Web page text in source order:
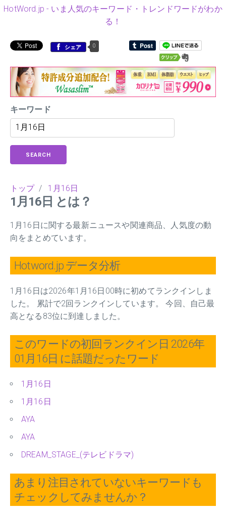
HotWord.jp - いま人気のキーワード・トレンドワードがわか
る！
シェア 0
キーワード
SEARCH
トップ/ 1月16日
1月16日 とは？
1月16日に関する最新ニュースや関連商品、人気度の動
向をまとめています。
Hotword.jp データ分析
1月16日は2026年1月16日00時に初めてランクインしま
した。 累計で2回ランクインしています。 今回、自己最
高となる83位に到達しました。
このワードの初回ランクイン日 2026年
01月16日 に話題だったワード
1月16日
1月16日
AYA
AYA
DREAM_STAGE_(テレビドラマ)
あまり注目されていないキーワードも
チェックしてみませんか？